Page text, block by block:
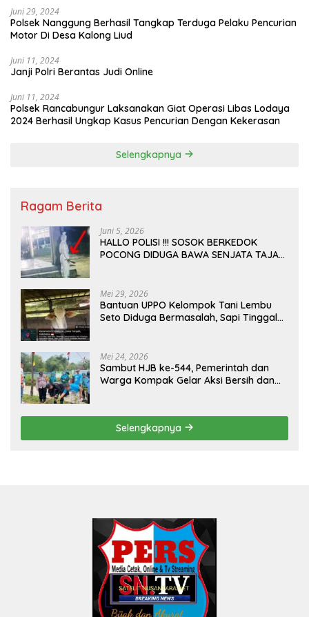
Juni 29, 2024
Polsek Nanggung Berhasil Tangkap Terduga Pelaku Pencurian
Motor Di Desa Kalong Liud
Juni 11, 2024
Janji Polri Berantas Judi Online
Juni 11, 2024
Polsek Rancabungur Laksanakan Giat Operasi Libas Lodaya
2024 Berhasil Ungkap Kasus Pencurian Dengan Kekerasan
Selengkapnya
Ragam Berita
Juni 5, 2026
HALLO POLISI !!! SOSOK BERKEDOK
POCONG DIDUGA BAWA SENJATA TAJAM
Mei 29, 2026
Bantuan UPPO Kelompok Tani Lembu
Seto Diduga Bermasalah, Sapi Tinggal
Mei 24, 2026
Sambut HJB ke-544, Pemerintah dan
Warga Kompak Gelar Aksi Bersih dan
Selengkapnya